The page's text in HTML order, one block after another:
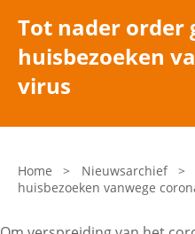
Bent u arts?
Bent u werkgever of
Asbest en
Laatste nieuws
Onze organisatie
Tot nader order
huisbezoeken
virus
Home > Nieuwsarchief >
huisbezoeken vanwege